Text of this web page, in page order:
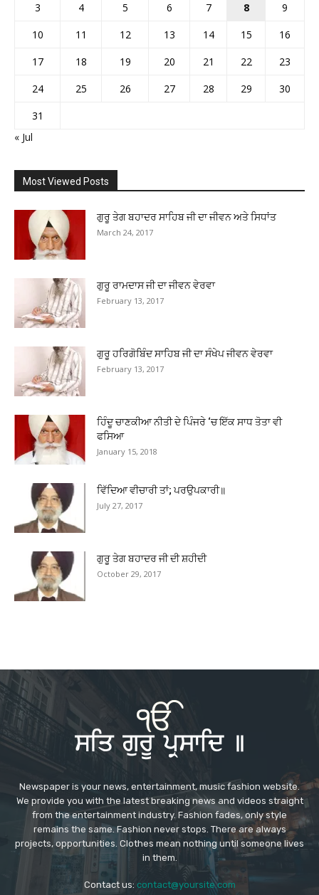
3
4 5 6 7 8
9
10
11 12 13 14 15
16
17
18 19 20 21 22
23
24
25 26 27 28 29
30
31
« Jul
Most Viewed Posts
ਗੁਰੂ ਤੇਗ ਬਹਾਦਰ ਸਾਹਿਬ ਜੀ ਦਾ ਜੀਵਨ ਅਤੇ ਸਿਧਾਂਤ
March 24, 2017
ਗੁਰੂ ਰਾਮਦਾਸ ਜੀ ਦਾ ਜੀਵਨ ਵੇਰਵਾ
February 13, 2017
ਗੁਰੂ ਹਰਿਗੋਬਿੰਦ ਸਾਹਿਬ ਜੀ ਦਾ ਸੰਖੇਪ ਜੀਵਨ ਵੇਰਵਾ
February 13, 2017
ਹਿੰਦੂ ਚਾਣਕੀਆ ਨੀਤੀ ਦੇ ਪਿੰਜਰੇ ‘ਚ ਇੱਕ ਸਾਧ ਤੋਤਾ ਵੀ
ਫਸਿਆ
January 15, 2018
ਵਿੱਦਿਆ ਵੀਚਾਰੀ ਤਾਂ; ਪਰਉਪਕਾਰੀ॥
July 27, 2017
ਗੁਰੂ ਤੇਗ ਬਹਾਦਰ ਜੀ ਦੀ ਸ਼ਹੀਦੀ
October 29, 2017
Newspaper is your news, entertainment, music fashion website.
We provide you with the latest breaking news and videos straight
from the entertainment industry. Fashion fades, only style
remains the same. Fashion never stops. There are always
projects, opportunities. Clothes mean nothing until someone lives
in them.
Contact us: contact@yoursite.com